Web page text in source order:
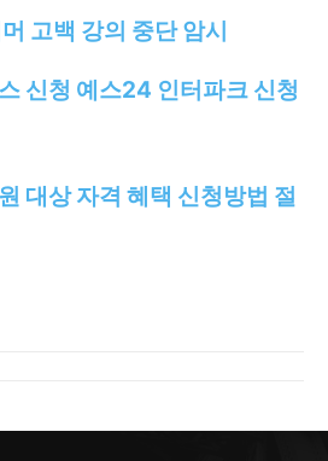
고백 강의 중단 암시
신청 예스24 인터파크 신청
대상 자격 혜택 신청방법 절